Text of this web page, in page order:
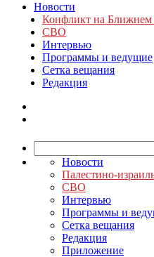
Новости
Конфликт на Ближнем
СВО
Интервью
Программы и ведущие
Сетка вещания
Редакция
Новости
Палестино-
СВО
Интервью
Программы и
Сетка вещания
Редакция
Приложение